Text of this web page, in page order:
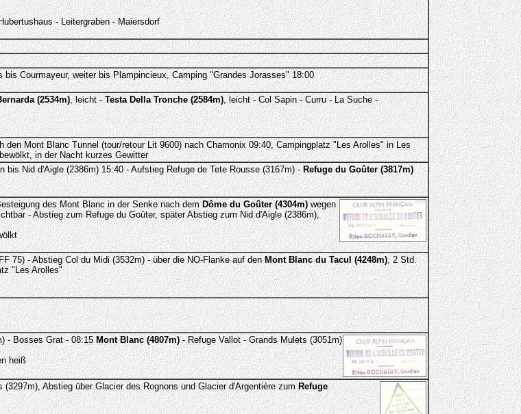
- Leitergraben - Maiersdorf
Courmayeur, weiter bis Plampincieux, Camping "Grandes Jorasses" 18:00
(2534m), leicht -Testa Della Tronche (2584m), leicht - Col Sapin - Curru - La Suche -
Mont Blanc Tunnel (tour/retour Lit 9600) nach Chamonix 09:40, Campingplatz "Les Arolles" in Les
in der Nacht kurzes Gewitter
Nid d'Aigle (2386m) 15:40 - Aufstieg Refuge de Tete Rousse (3167m) - Refuge du Goûter (3817m)
des Mont Blanc in der Senke nach demDôme du Goûter (4304m)wegen
- Abstieg zum Refuge du Goûter, später Abstieg zum Nid d'Aigle (2386m),
75) - Abstieg Col du Midi (3532m) - über die NO-Flanke auf den Mont Blanc du Tacul (4248m), 2 Std.
"Les Arolles"
- Bosses Grat - 08:15Mont Blanc (4807m)- Refuge Vallot - Grands Mulets (3051m)
heiß
Abstieg über Glacier des Rognons und Glacier d'Argentière zumRefuge